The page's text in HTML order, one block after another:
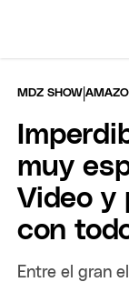
MDZ SHOW |
muy
Video y
con
Entre el gran